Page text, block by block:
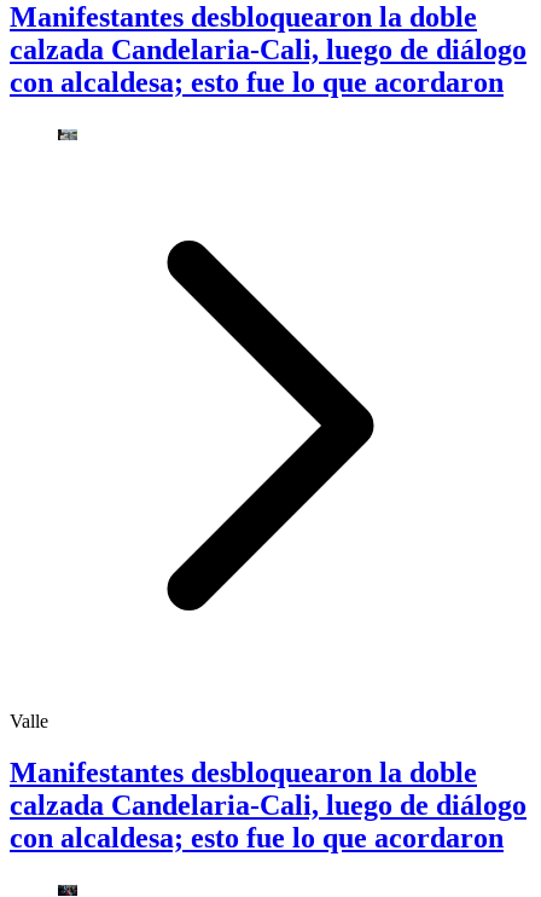
Manifestantes desbloquearon la doble
calzada Candelaria-Cali, luego de diálogo
con alcaldesa; esto fue lo que acordaron
Valle
Manifestantes desbloquearon la doble
calzada Candelaria-Cali, luego de diálogo
con alcaldesa; esto fue lo que acordaron